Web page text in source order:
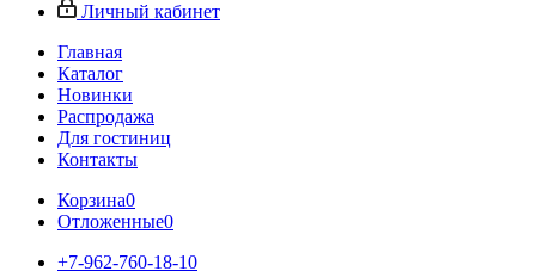
Личный кабинет
Главная
Каталог
Новинки
Распродажа
Для гостиниц
Контакты
Корзина0
Отложенные0
+7-962-760-18-10